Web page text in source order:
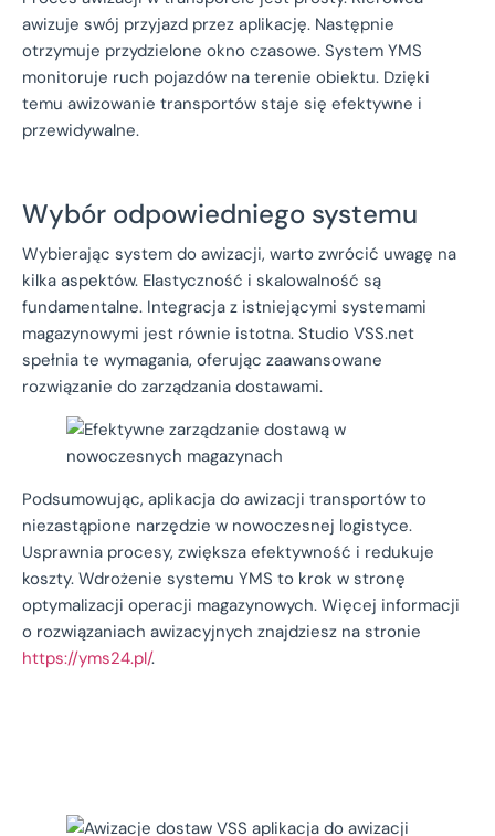
awizuje swój przyjazd przez aplikację. Następnie
otrzymuje przydzielone okno czasowe. System YMS
monitoruje ruch pojazdów na terenie obiektu. Dzięki
temu awizowanie transportów staje się efektywne i
przewidywalne.
Wybór odpowiedniego systemu
Wybierając system do awizacji, warto zwrócić uwagę na
kilka aspektów. Elastyczność i skalowalność są
fundamentalne. Integracja z istniejącymi systemami
magazynowymi jest równie istotna. Studio VSS.net
spełnia te wymagania, oferując zaawansowane
rozwiązanie do zarządzania dostawami.
Podsumowując, aplikacja do awizacji transportów to
niezastąpione narzędzie w nowoczesnej logistyce.
Usprawnia procesy, zwiększa efektywność i redukuje
koszty. Wdrożenie systemu YMS to krok w stronę
optymalizacji operacji magazynowych. Więcej informacji
o rozwiązaniach awizacyjnych znajdziesz na stronie
https://yms24.pl/.